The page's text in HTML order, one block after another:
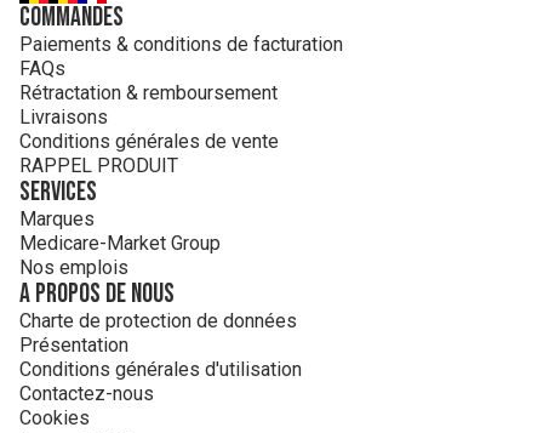
Commandes
Paiements & conditions de facturation
FAQs
Rétractation & remboursement
Livraisons
Conditions générales de vente
RAPPEL PRODUIT
Services
Marques
Medicare-Market Group
Nos emplois
A propos de nous
Charte de protection de données
Présentation
Conditions générales d'utilisation
Contactez-nous
Cookies